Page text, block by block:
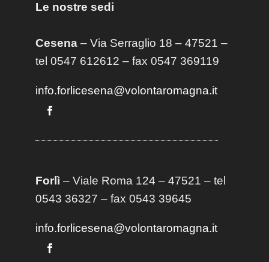
Le nostre sedi
Cesena– Via Serraglio 18 – 47521 –
tel 0547 612612 – fax 0547 369119
info.forlicesena@volontaromagna.it
Forlì – Viale Roma 124 – 47521 – tel
0543 36327 – fax 0543 39645
info.forlicesena@volontaromagna.it